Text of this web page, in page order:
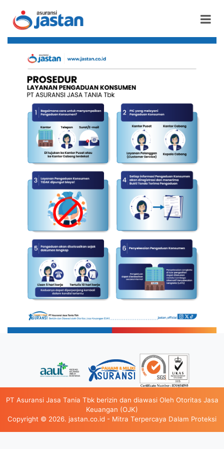
PT Asuransi Jasa Tania Tbk berizin dan diawasi Oleh Otoritas Jasa
Keuangan (OJK)
Copyright © 2026. jastan.co.id - Mitra Terpercaya Dalam Proteksi